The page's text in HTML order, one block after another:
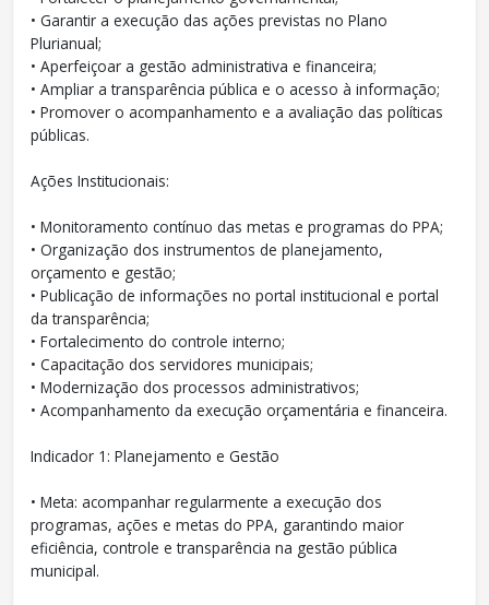
• Garantir a execução das ações previstas no Plano
Plurianual;
• Aperfeiçoar a gestão administrativa e financeira;
• Ampliar a transparência pública e o acesso à informação;
• Promover o acompanhamento e a avaliação das políticas
públicas.
Ações Institucionais:
• Monitoramento contínuo das metas e programas do PPA;
• Organização dos instrumentos de planejamento,
orçamento e gestão;
• Publicação de informações no portal institucional e portal
da transparência;
• Fortalecimento do controle interno;
• Capacitação dos servidores municipais;
• Modernização dos processos administrativos;
• Acompanhamento da execução orçamentária e financeira.
Indicador 1: Planejamento e Gestão
• Meta: acompanhar regularmente a execução dos
programas, ações e metas do PPA, garantindo maior
eficiência, controle e transparência na gestão pública
municipal.